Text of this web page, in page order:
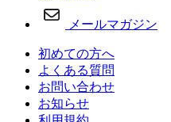
メールマガジン
初めての方へ
よくある質問
お問い合わせ
お知らせ